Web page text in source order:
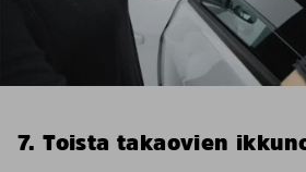
7. Toista takaovien